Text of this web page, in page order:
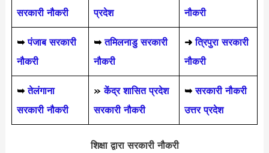
सरकारी नौकरी
प्रदेश
नौकरी
➥ पंजाब सरकारी
नौकरी
➥ तमिलनाडु सरकारी
नौकरी
➜ त्रिपुरा सरकारी
नौकरी
➥तेलंगाना
सरकारी नौकरी
»केंद्र शासित प्रदेश
सरकारी नौकरी
➥ सरकारी नौकरी
उत्तर प्रदेश
शिक्षा द्वारा सरकारी नौकरी